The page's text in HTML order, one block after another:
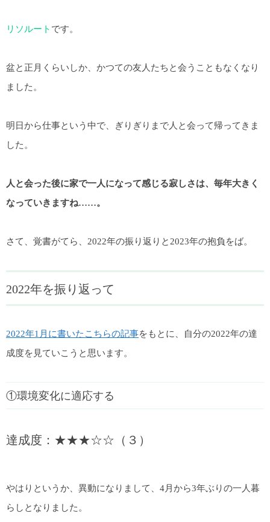
リソルート です。
盆と正月くらいしか、かつての友人たちと会うこともなくなり
ました。
明日から仕事という中で、ぎりぎりまで人と会って帰ってきま
した。
人と会った後に家で一人になって感じる寂しさは、毎年大きく
なっていきますね……。
さて、覚書がてら、2022年の振り返りと2023年の抱負をば。
2022年を振り返って
2022年1月に書いたこちらの記事をもとに、自分の2022年の達
成度を見ていこうと思います。
①環境変化に適応する
達成度：★★★☆☆（３）
やはりというか、異動になりまして、4月から3年ぶりの一人暮
らしとなりました。